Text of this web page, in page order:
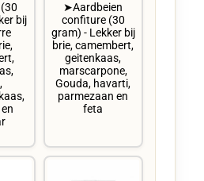
bij
➤Aardbeien
confiture (30
gram) - Lekker bij
brie, camembert,
geitenkaas,
marscarpone,
Gouda, havarti,
parmezaan en
feta